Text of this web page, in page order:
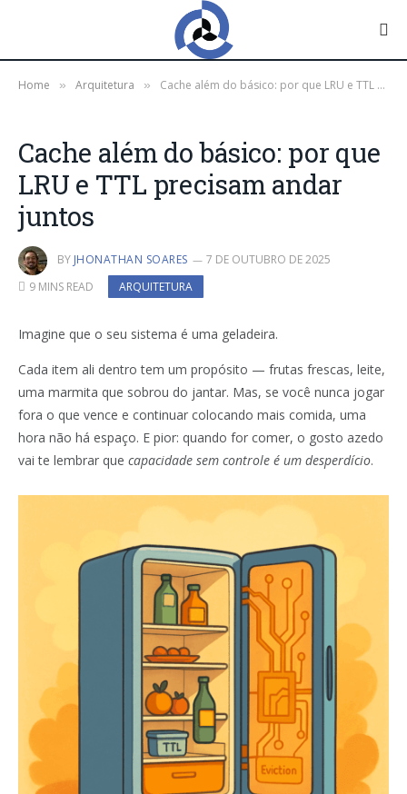
Home » Arquitetura » Cache além do básico: por que LRU e TTL precisam andar juntos
Cache além do básico: por que
LRU e TTL precisam andar
juntos
BY JHONATHAN SOARES
7 DE OUTUBRO DE 2025
9 MINS READ
ARQUITETURA
Imagine que o seu sistema é uma geladeira.
Cada item ali dentro tem um propósito — frutas frescas, leite,
uma marmita que sobrou do jantar. Mas, se você nunca jogar
fora o que vence e continuar colocando mais comida, uma
hora não há espaço. E pior: quando for comer, o gosto azedo
vai te lembrar que capacidade sem controle é um desperdício.